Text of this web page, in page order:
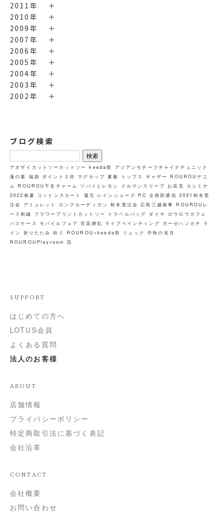
2011年
2010年
2009年
2007年
2006年
2005年
2004年
2003年
2002年
ブログ検索
検
索:
アオザイカットソーカットソー keeda祭
アジアンモチーフチャイナチュニック
蓮の葉 福袋 ポイント２倍 マグカップ 夏服 トップス ギャザー ROUROUデニ
ム ROUROU干支チャーム ツバメとレモン ドルマンスリーブ お花見 カシミヤ
2022春夏 コットンスカート 還元 レインシューズ PC 企画部通信 2021秋冬受
注会
アミュレット ロングカーディガン 秋冬受注会 広島三越催事 ROUROUレ
ース刺繍
フラワープリントカットソー トラベルバッグ ダイヤ ロウロウカフェ
パスケース
モバイルフェア 百花繚乱 ライブペインティング ガーゼハンカチ ラ
イン
折りたたみ 紡ぐ ROUROU×keeda祭 リュック 中秋の名月
ROUROUPlayroom
箔
SUPPORT
はじめての方へ
LOTUS会員
よくある質問
法人のお客様
ABOUT
店舗情報
プライバシーポリシー
特定商取引法に基づく表記
会社沿革
CONTACT
会社概要
お問い合わせ